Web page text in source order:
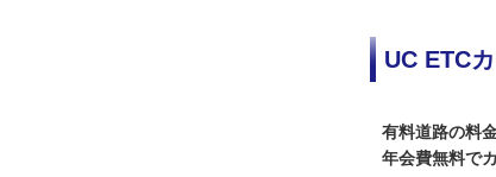
UC ETC
有料道路の料
年会費無料で